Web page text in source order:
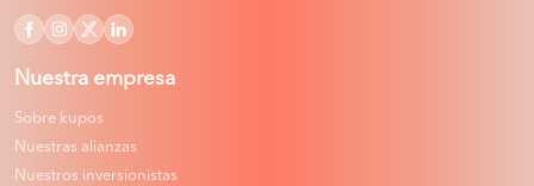
Nuestra empresa
Sobre kupos
Nuestras alianzas
Nuestros inversionistas